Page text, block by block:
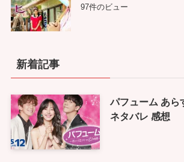
97件のビュー
新着記事
パフューム あら
ネタバレ 感想